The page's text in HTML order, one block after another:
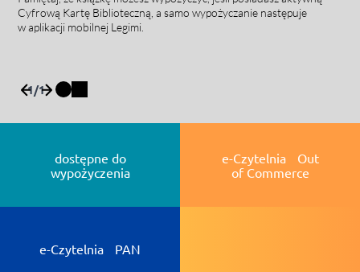
Cyfrową Kartę Biblioteczną, a samo wypożyczanie następuje
w aplikacji mobilnej Legimi.
1/1
dostępne do
wypożyczenia
e-Czytelnia Out
of Commerce
e-Czytelnia PAN